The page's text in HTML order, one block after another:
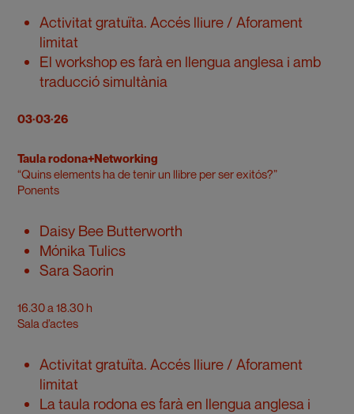
Activitat gratuïta. Accés lliure / Aforament
limitat
El workshop es farà en llengua anglesa i amb
traducció simultània
03·03·26
Taula rodona+Networking
“Quins elements ha de tenir un llibre per ser exitós?”
Ponents
Daisy Bee Butterworth
Mónika Tulics
Sara Saorin
16.30 a 18.30 h
Sala d’actes
Activitat gratuïta. Accés lliure / Aforament
limitat
La taula rodona es farà en llengua anglesa i